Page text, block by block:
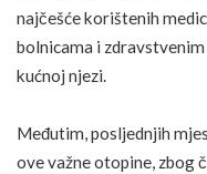
najčešće korištenih
bolnicama i
kućnoj njezi.
Međutim, posljednjih
ove važne otopine, zbog